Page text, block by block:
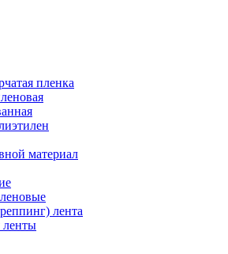
пленка
материал
лента
ленты